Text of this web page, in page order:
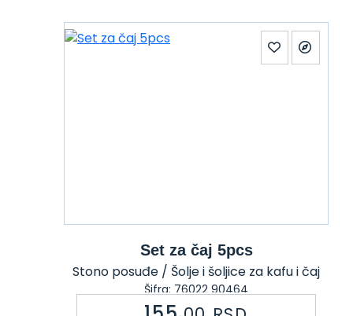
Set za čaj 5pcs
Stono posuđe / Šolje i šoljice za kafu i čaj
Šifra: 76022 90464